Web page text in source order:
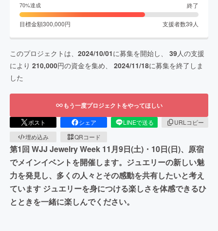
70%達成 終了
目標金額300,000円 支援者数39 人
このプロジェクトは、 2024/10/01に募集を開始し、 39人の支援
により 210,000円の資金を集め、 2024/11/18に募集を終了しま
した
もう一度プロジェクトをやってほしい
ポスト シェア LINEで送る
URLコピー
埋め込み
QRコード
第1回 WJJ Jewelry Week 11月9日(土)・10日(日)、原宿
でメインイベントを開催します。ジュエリーの新しい魅
力を発見し、多くの人々とその感動を共有したいと考え
ています ジュエリーを身につける楽しさを体感できるひ
とときを一緒に楽しんでください。